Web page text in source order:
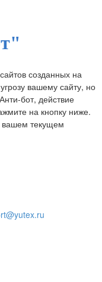
созданных на
вашему сайту, но
бот, действие
на кнопку ниже.
вашем текущем